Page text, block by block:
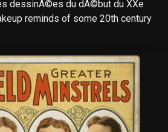
dessinÃ©es du dÃ©but du XXe
reminds of some 20th century